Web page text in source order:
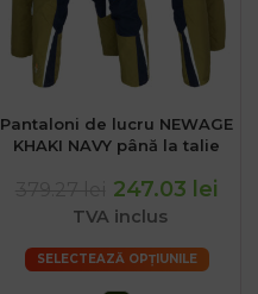
Pantaloni de lucru NEWAGE
KHAKI NAVY până la talie
247.03 lei
TVA inclus
SELECTEAZĂ OPȚIUNILE